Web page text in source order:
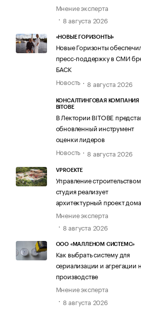
Мнение эксперта
8 августа 2026
«НОВЫЕ ГОРИЗОНТЫ»
Новые Горизонты
пресс-поддержку в СМИ
БАСК
Новость
8 августа 2026
КОНСАЛТИНГОВАЯ КОМПАНИЯ
BITOBE
В Лектории BITOBE
обновленный инструмент
оценки лидеров
Новость
8 августа 2026
VPROEKTE
Управление
студия реализует
архитектурный проект дома
Мнение эксперта
8 августа 2026
ООО «МАЛЛЕНОМ СИСТЕМС»
Как выбрать систему для
сериализации и агрегации
производстве
Мнение эксперта
8 августа 2026